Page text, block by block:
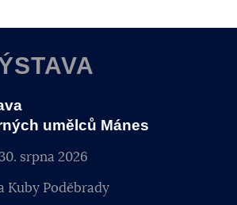
umělců Mánes
srpna 2026
Kuby Poděbrady